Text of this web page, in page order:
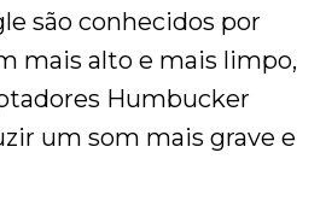
são conhecidos por
mais alto e mais limpo,
Humbucker
um som mais grave e